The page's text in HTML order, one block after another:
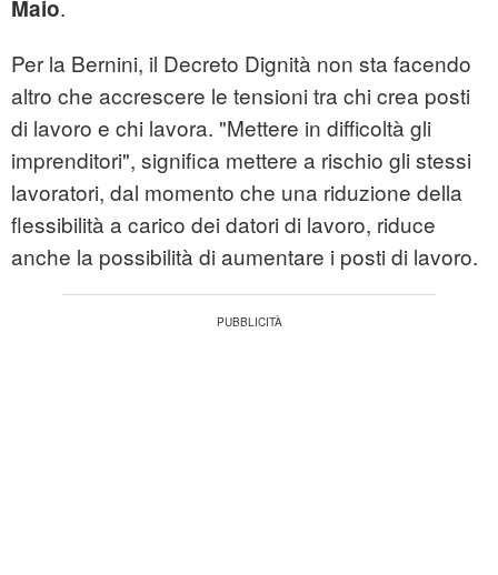
Maio.
Per la Bernini, il Decreto Dignità non sta facendo
altro che accrescere le tensioni tra chi crea posti
di lavoro e chi lavora. "Mettere in difficoltà gli
imprenditori", significa mettere a rischio gli stessi
lavoratori, dal momento che una riduzione della
flessibilità a carico dei datori di lavoro, riduce
anche la possibilità di aumentare i posti di lavoro.